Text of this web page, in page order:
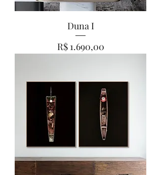
Duna I
Preço
R$ 1.690,00